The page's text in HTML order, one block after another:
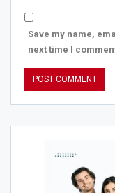
Save my name,
next time I